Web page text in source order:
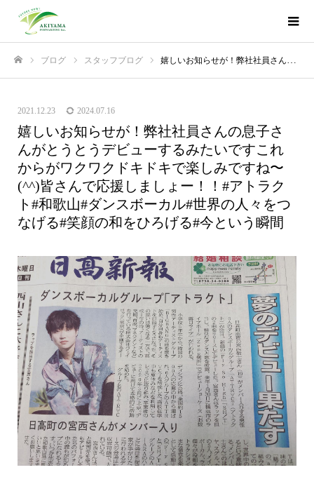
ブログ スタッフブログ 嬉しいお知らせが！弊社社員さんの息子さんがとうとうデビューするみたいです️これからがワクワクドキドキで楽しみですね〜(^^)皆さんで応援しましょー！！#アトラクト#和歌山#ダンスボーカル#世界の人々をつなげる#笑顔の和をひろげる#今という瞬間
2021.12.23 2024.07.16
嬉しいお知らせが！弊社社員さんの息子さ
んがとうとうデビューするみたいです️これ
からがワクワクドキドキで楽しみですね〜
(^^)皆さんで応援しましょー！！#アトラク
ト#和歌山#ダンスボーカル#世界の人々をつ
なげる#笑顔の和をひろげる#今という瞬間